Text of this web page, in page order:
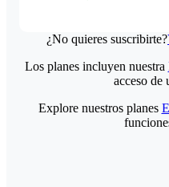
¿No quieres suscribirte?
Los planes incluyen nuestra
acceso de
Explore nuestros planes